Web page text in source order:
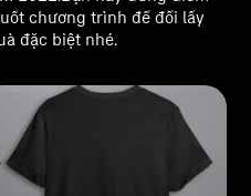
chương trình để đổi lấy
đặc biệt nhé.